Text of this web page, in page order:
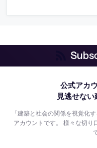
公式アカ
見逃せない
「建築と社会の関係を視覚化
アカウントです。様々な切り